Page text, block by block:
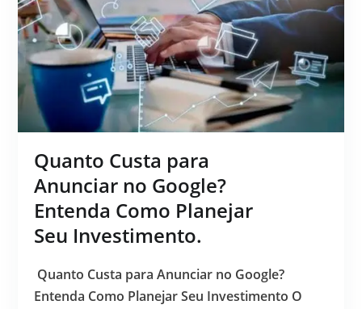
Quanto Custa para
Anunciar no Google?
Entenda Como Planejar
Seu Investimento.
Quanto Custa para Anunciar no Google?
Entenda Como Planejar Seu Investimento O